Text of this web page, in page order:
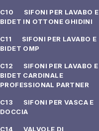
C10 SIFONI PER LAVABO E
BIDET IN OTTONE GHIDINI
C11 SIFONI PER LAVABO E
BIDET OMP
C12 SIFONI PER LAVABO E
BIDET CARDINALE
PROFESSIONAL PARTNER
C13 SIFONI PER VASCA E
DOCCIA
C14 VALVOLE DI